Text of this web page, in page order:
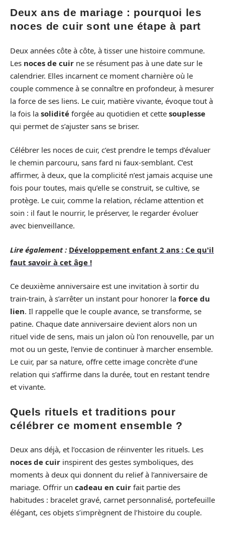
Deux ans de mariage : pourquoi les
noces de cuir sont une étape à part
Deux années côte à côte, à tisser une histoire commune.
Les noces de cuir ne se résument pas à une date sur le
calendrier. Elles incarnent ce moment charnière où le
couple commence à se connaître en profondeur, à mesurer
la force de ses liens. Le cuir, matière vivante, évoque tout à
la fois la solidité forgée au quotidien et cette souplesse
qui permet de s’ajuster sans se briser.
Célébrer les noces de cuir, c’est prendre le temps d’évaluer
le chemin parcouru, sans fard ni faux-semblant. C’est
affirmer, à deux, que la complicité n’est jamais acquise une
fois pour toutes, mais qu’elle se construit, se cultive, se
protège. Le cuir, comme la relation, réclame attention et
soin : il faut le nourrir, le préserver, le regarder évoluer
avec bienveillance.
Lire également : Développement enfant 2 ans : Ce qu'il
faut savoir à cet âge !
Ce deuxième anniversaire est une invitation à sortir du
train-train, à s’arrêter un instant pour honorer la force du
lien. Il rappelle que le couple avance, se transforme, se
patine. Chaque date anniversaire devient alors non un
rituel vide de sens, mais un jalon où l’on renouvelle, par un
mot ou un geste, l’envie de continuer à marcher ensemble.
Le cuir, par sa nature, offre cette image concrète d’une
relation qui s’affirme dans la durée, tout en restant tendre
et vivante.
Quels rituels et traditions pour
célébrer ce moment ensemble ?
Deux ans déjà, et l’occasion de réinventer les rituels. Les
noces de cuir inspirent des gestes symboliques, des
moments à deux qui donnent du relief à l’anniversaire de
mariage. Offrir un cadeau en cuir fait partie des
habitudes : bracelet gravé, carnet personnalisé, portefeuille
élégant, ces objets s’imprègnent de l’histoire du couple.